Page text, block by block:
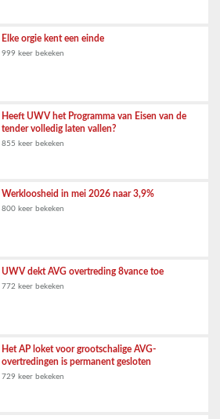
Elke orgie kent een einde
999 keer bekeken
Heeft UWV het Programma van Eisen van de
tender volledig laten vallen?
855 keer bekeken
Werkloosheid in mei 2026 naar 3,9%
800 keer bekeken
UWV dekt AVG overtreding 8vance toe
772 keer bekeken
Het AP loket voor grootschalige AVG-
overtredingen is permanent gesloten
729 keer bekeken